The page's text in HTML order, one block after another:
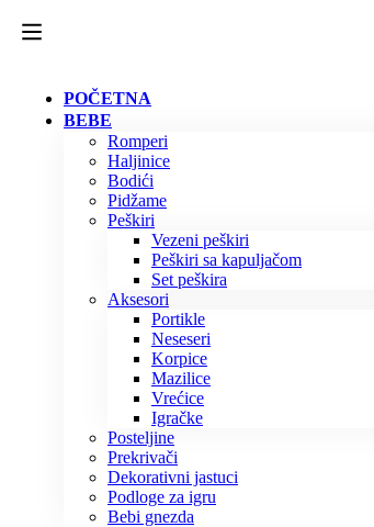
POČETNA
BEBE
Romperi
Haljinice
Bodići
Pidžame
Peškiri
Vezeni peškiri
Peškiri sa kapuljačom
Set peškira
Aksesori
Portikle
Neseseri
Korpice
Mazilice
Vrećice
Igračke
Posteljine
Prekrivači
Dekorativni jastuci
Podloge za igru
Bebi gnezda